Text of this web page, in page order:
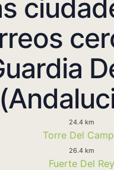
24.4 km
Torre Del
26.4 km
Fuerte Del Rey